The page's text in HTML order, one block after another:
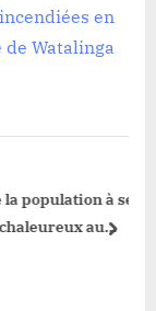
en
Watalinga
population à se
au
Jean
next